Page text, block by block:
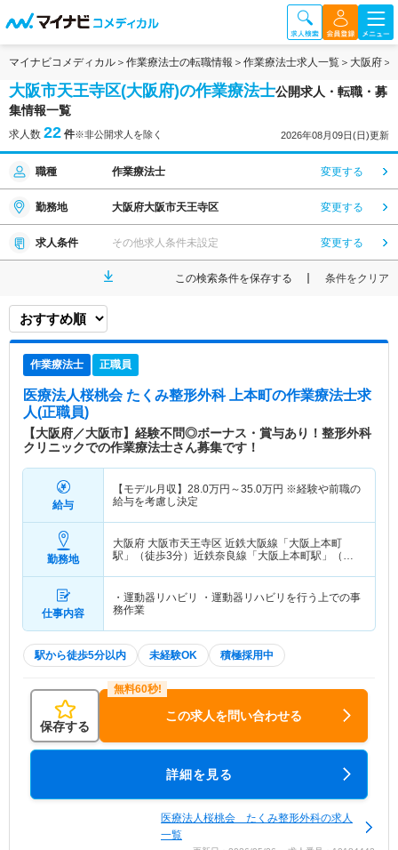
マイナビコメディカル 作業療法士の転職情報 作業療法士求人一覧 大阪府
大阪市天王寺区(大阪府)の作業療法士公開求人・転職・募
集情報一覧
求人数 22 件※非公開求人を除く 2026年08月09日(日)更新
職種 作業療法士 変更する
勤務地 大阪府大阪市天王寺区 変更する
求人条件 その他求人条件未設定 変更する
この検索条件を保存する 条件をクリア
作業療法士 正職員
医療法人桜桃会 たくみ整形外科 上本町 の作業療法士求
人(正職員)
【大阪府／大阪市】経験不問◎ボーナス・賞与あり！整形外科
クリニックでの作業療法士さん募集です！
給与
【モデル月収】 28.0万円～35.0万円 ※経験や前職の
給与を考慮し決定
勤務地
大阪府 大阪市天王寺区 近鉄大阪線「大阪上本町
駅」（徒歩3分）近鉄奈良線「大阪上本町駅」（徒
仕事内容
・運動器リハビリ ・運動器リハビリを行う上での事
務作業
駅から徒歩5分以内 未経験OK 積極採用中
保存する
この求人を問い合わせる
詳細を見る
医療法人桜桃会 たくみ整形外科の求人
一覧